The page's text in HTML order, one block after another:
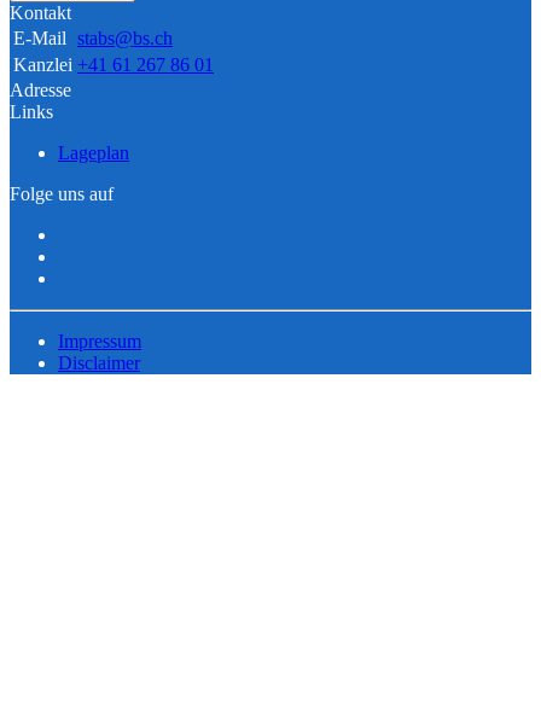
Kontakt
E-Mail stabs@bs.ch
Kanzlei +41 61 267 86 01
Adresse
Links
Lageplan
Folge uns auf
Impressum
Disclaimer